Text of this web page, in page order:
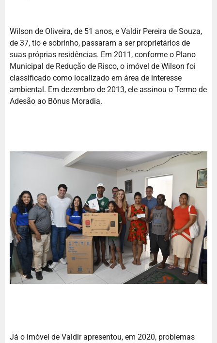
Wilson de Oliveira, de 51 anos, e Valdir Pereira de Souza,
de 37, tio e sobrinho, passaram a ser proprietários de
suas próprias residências. Em 2011, conforme o Plano
Municipal de Redução de Risco, o imóvel de Wilson foi
classificado como localizado em área de interesse
ambiental. Em dezembro de 2013, ele assinou o Termo de
Adesão ao Bônus Moradia.
Já o imóvel de Valdir apresentou, em 2020, problemas